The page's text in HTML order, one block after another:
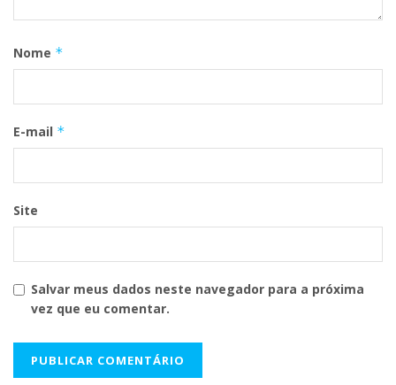
Nome *
E-mail *
Site
Salvar meus dados neste navegador para a próxima
vez que eu comentar.